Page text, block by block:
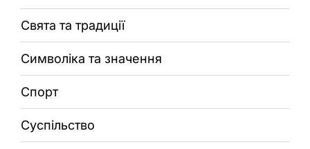
Свята та традиції
Символіка та значення
Спорт
Суспільство